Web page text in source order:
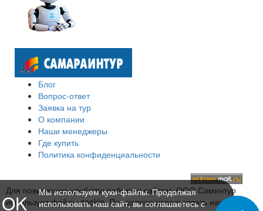
Блог
Вопрос-ответ
Заявка на тур
О компании
Наши менеджеры
Где купить
Политика конфиденциальности
Для повышения удобства работы с сайтом, ООО Саминтур
использует файлы cookie. Продолжая использовать наш сайт,
OK
Мы используем куки-файлы. Продолжая
использовать наш сайт, вы соглашаетесь с